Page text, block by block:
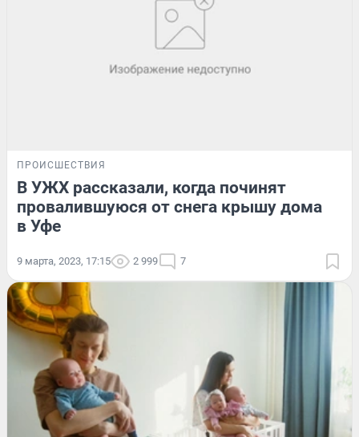
ПРОИСШЕСТВИЯ
В УЖХ рассказали, когда починят
провалившуюся от снега крышу дома
в Уфе
9 марта, 2023, 17:15 2 999 7